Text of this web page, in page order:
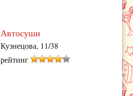
Автосуши
Кузнецова, 11/38
рейтинг